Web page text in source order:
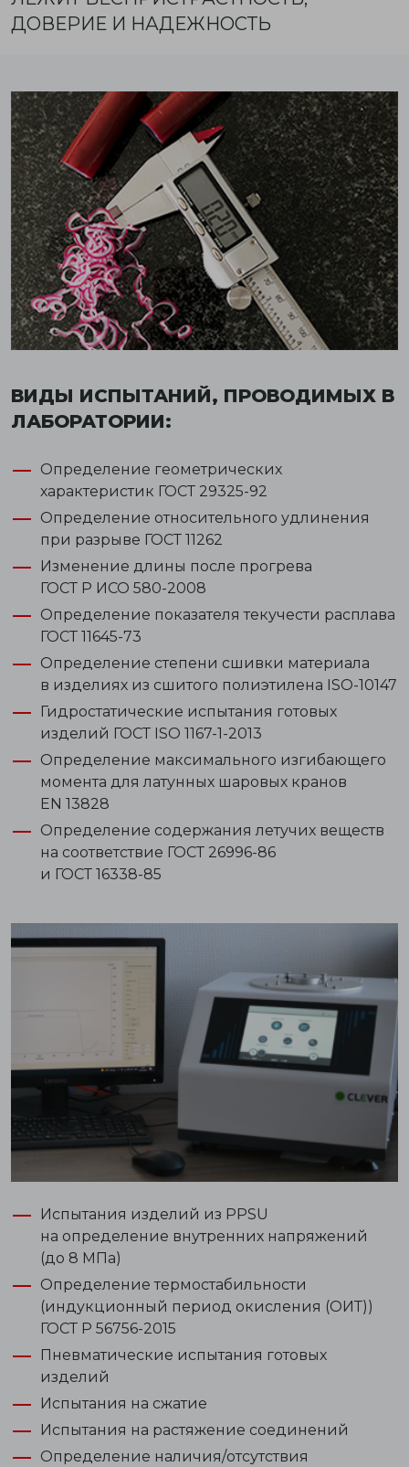
ДОВЕРИЕ И НАДЕЖНОСТЬ
ВИДЫ ИСПЫТАНИЙ, ПРОВОДИМЫХ В
ЛАБОРАТОРИИ:
Определение геометрических
характеристик ГОСТ 29325-92
Определение относительного удлинения
при разрыве ГОСТ 11262
Изменение длины после прогрева
ГОСТ Р ИСО 580-2008
Определение показателя текучести расплава
ГОСТ 11645-73
Определение степени сшивки материала
в изделиях из сшитого полиэтилена ISO-10147
Гидростатические испытания готовых
изделий ГОСТ ISO 1167-1-2013
Определение максимального изгибающего
момента для латунных шаровых кранов
EN 13828
Определение содержания летучих веществ
на соответствие ГОСТ 26996-86
и ГОСТ 16338-85
Испытания изделий из PPSU
на определение внутренних напряжений
(до 8 МПа)
Определение термостабильности
(индукционный период окисления (ОИТ))
ГОСТ Р 56756-2015
Пневматические испытания готовых
изделий
Испытания на сжатие
Испытания на растяжение соединений
Определение наличия/отсутствия